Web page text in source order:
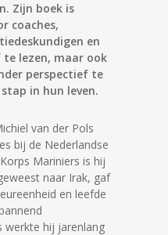
Zijn boek is
coaches,
en
te lezen, maar ook
perspectief te
in hun leven.
van der Pols
bij de Nederlandse
Mariniers is hij
naar Irak, gaf
en leefde
werkte hij jarenlang